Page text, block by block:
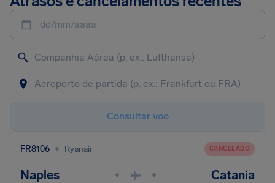
dd/mm/aaaa
Consultar voo
FR8106 • Ryanair CANCELADO
Naples • • Catania